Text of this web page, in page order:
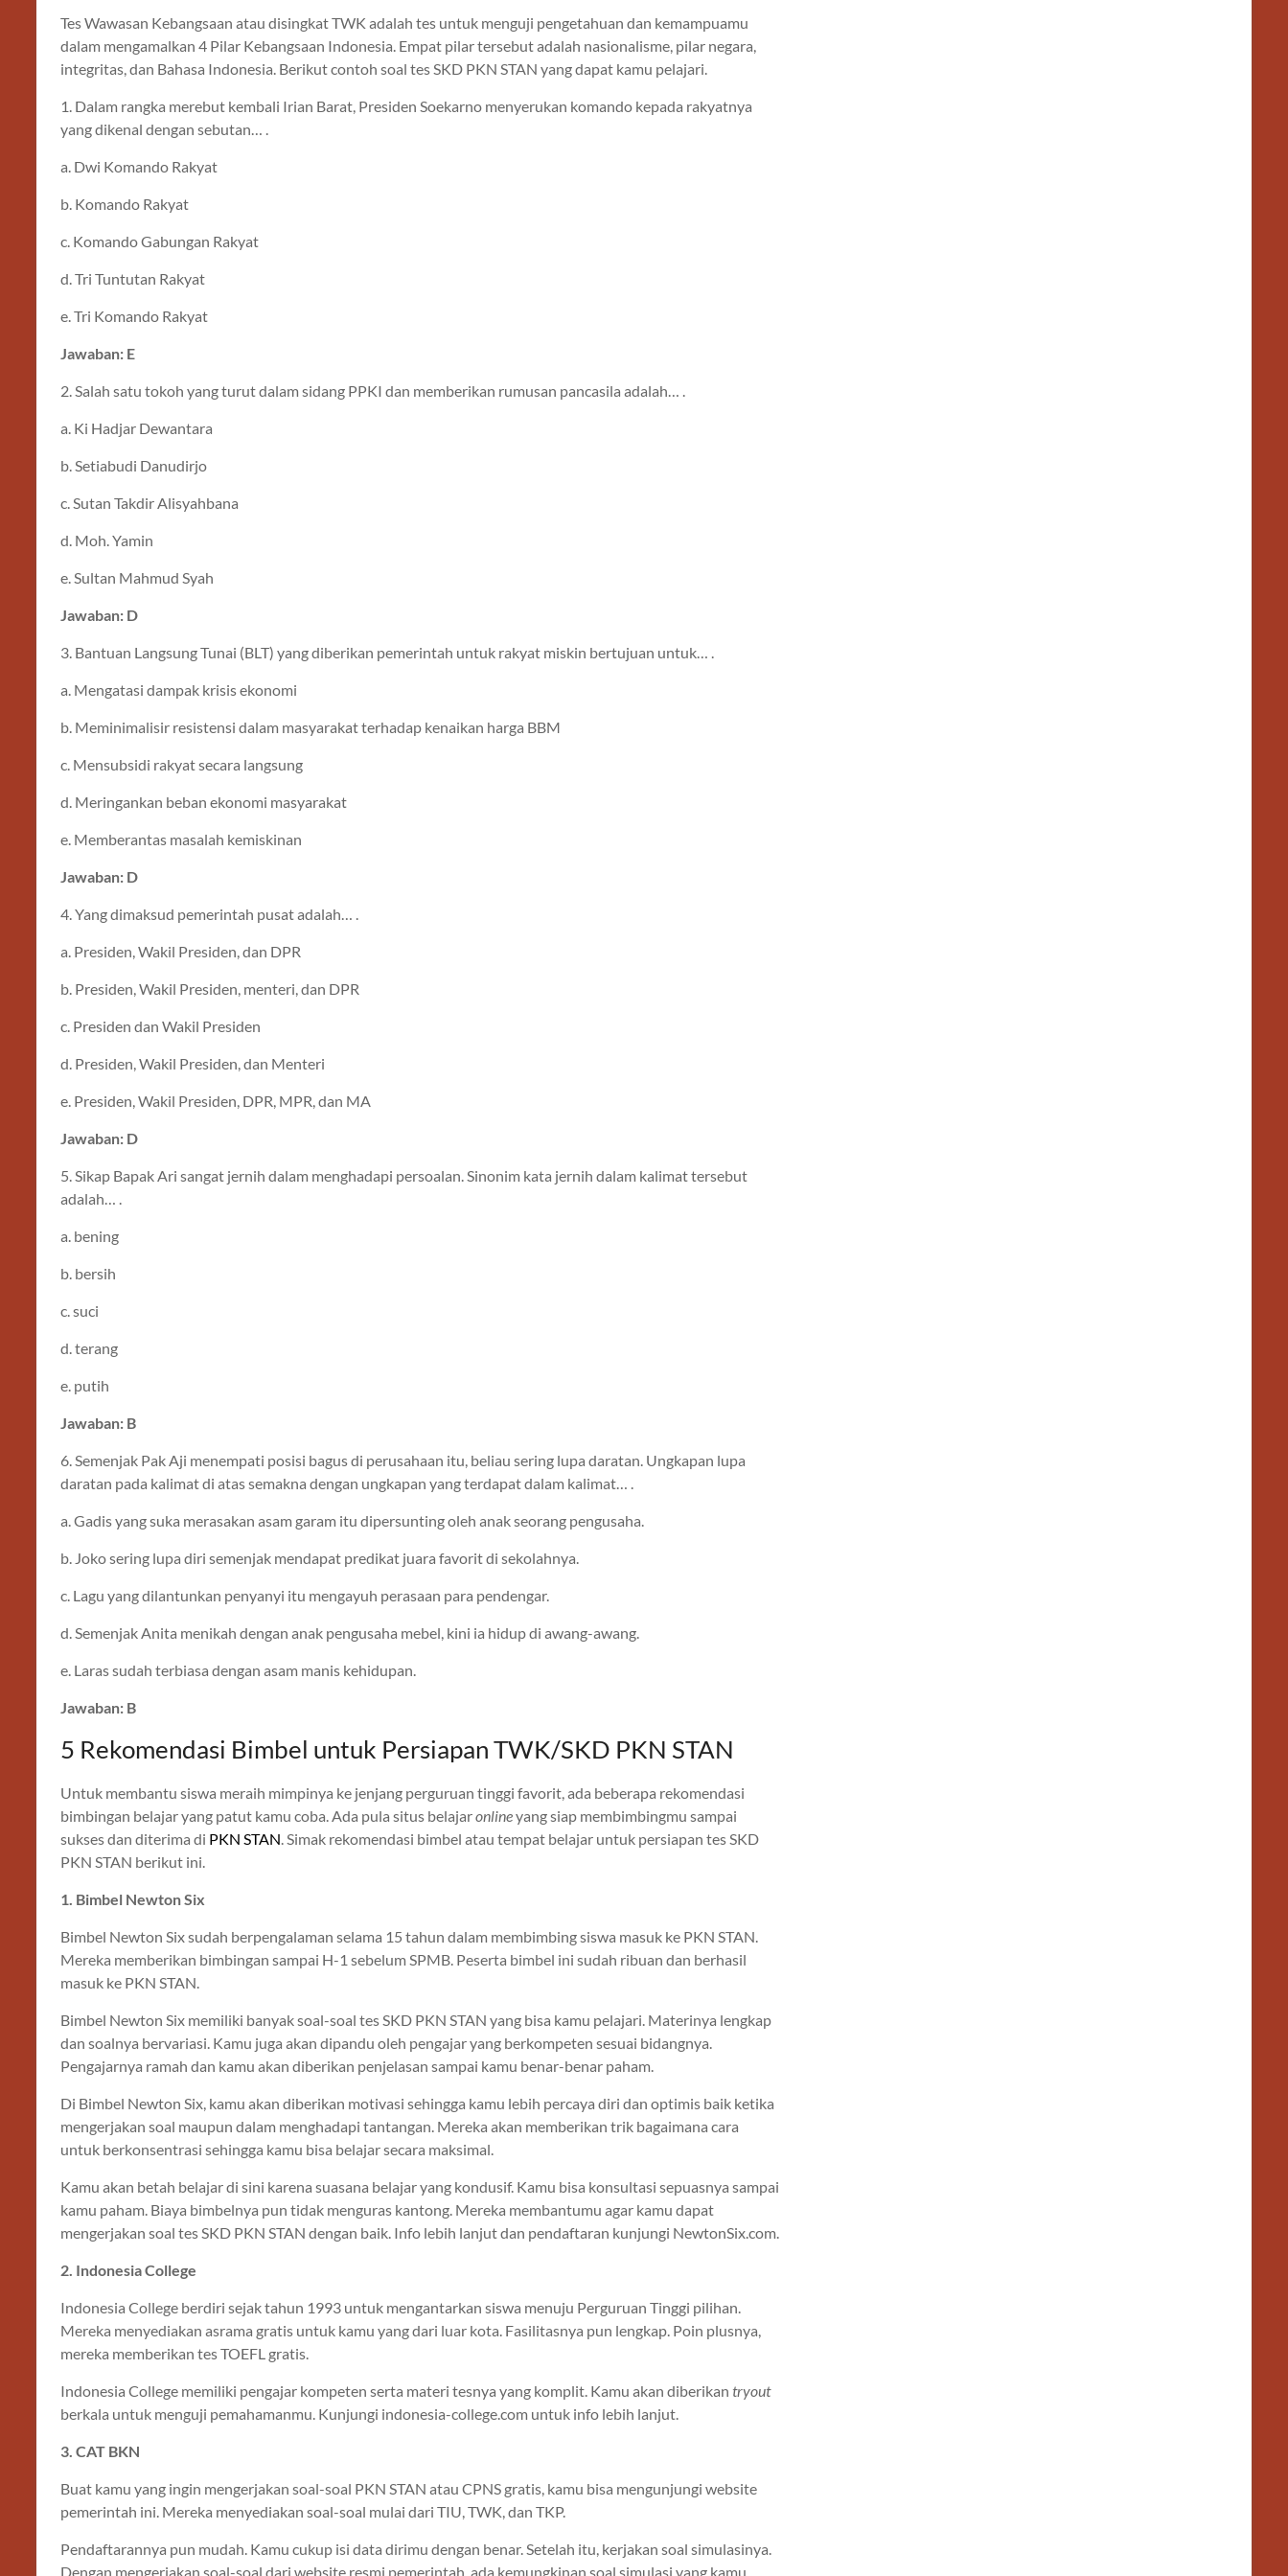
Tes Wawasan Kebangsaan atau disingkat TWK adalah tes untuk menguji pengetahuan dan kemampuamu
dalam mengamalkan 4 Pilar Kebangsaan Indonesia. Empat pilar tersebut adalah nasionalisme, pilar negara,
integritas, dan Bahasa Indonesia. Berikut contoh soal tes SKD PKN STAN yang dapat kamu pelajari.
1. Dalam rangka merebut kembali Irian Barat, Presiden Soekarno menyerukan komando kepada rakyatnya
yang dikenal dengan sebutan… .
a. Dwi Komando Rakyat
b. Komando Rakyat
c. Komando Gabungan Rakyat
d. Tri Tuntutan Rakyat
e. Tri Komando Rakyat
Jawaban: E
2. Salah satu tokoh yang turut dalam sidang PPKI dan memberikan rumusan pancasila adalah… .
a. Ki Hadjar Dewantara
b. Setiabudi Danudirjo
c. Sutan Takdir Alisyahbana
d. Moh. Yamin
e. Sultan Mahmud Syah
Jawaban: D
3. Bantuan Langsung Tunai (BLT) yang diberikan pemerintah untuk rakyat miskin bertujuan untuk… .
a. Mengatasi dampak krisis ekonomi
b. Meminimalisir resistensi dalam masyarakat terhadap kenaikan harga BBM
c. Mensubsidi rakyat secara langsung
d. Meringankan beban ekonomi masyarakat
e. Memberantas masalah kemiskinan
Jawaban: D
4. Yang dimaksud pemerintah pusat adalah… .
a. Presiden, Wakil Presiden, dan DPR
b. Presiden, Wakil Presiden, menteri, dan DPR
c. Presiden dan Wakil Presiden
d. Presiden, Wakil Presiden, dan Menteri
e. Presiden, Wakil Presiden, DPR, MPR, dan MA
Jawaban: D
5. Sikap Bapak Ari sangat jernih dalam menghadapi persoalan. Sinonim kata jernih dalam kalimat tersebut
adalah… .
a. bening
b. bersih
c. suci
d. terang
e. putih
Jawaban: B
6. Semenjak Pak Aji menempati posisi bagus di perusahaan itu, beliau sering lupa daratan. Ungkapan lupa
daratan pada kalimat di atas semakna dengan ungkapan yang terdapat dalam kalimat… .
a. Gadis yang suka merasakan asam garam itu dipersunting oleh anak seorang pengusaha.
b. Joko sering lupa diri semenjak mendapat predikat juara favorit di sekolahnya.
c. Lagu yang dilantunkan penyanyi itu mengayuh perasaan para pendengar.
d. Semenjak Anita menikah dengan anak pengusaha mebel, kini ia hidup di awang-awang.
e. Laras sudah terbiasa dengan asam manis kehidupan.
Jawaban: B
5 Rekomendasi Bimbel untuk Persiapan TWK/SKD PKN STAN
Untuk membantu siswa meraih mimpinya ke jenjang perguruan tinggi favorit, ada beberapa rekomendasi
bimbingan belajar yang patut kamu coba. Ada pula situs belajaronlineyang siap membimbingmu sampai
sukses dan diterima di PKN STAN . Simak rekomendasi bimbel atau tempat belajar untuk persiapan tes SKD
PKN STAN berikut ini.
1. Bimbel Newton Six
Bimbel Newton Six sudah berpengalaman selama 15 tahun dalam membimbing siswa masuk ke PKN STAN.
Mereka memberikan bimbingan sampai H-1 sebelum SPMB. Peserta bimbel ini sudah ribuan dan berhasil
masuk ke PKN STAN.
Bimbel Newton Six memiliki banyak soal-soal tes SKD PKN STAN yang bisa kamu pelajari. Materinya lengkap
dan soalnya bervariasi. Kamu juga akan dipandu oleh pengajar yang berkompeten sesuai bidangnya.
Pengajarnya ramah dan kamu akan diberikan penjelasan sampai kamu benar-benar paham.
Di Bimbel Newton Six, kamu akan diberikan motivasi sehingga kamu lebih percaya diri dan optimis baik ketika
mengerjakan soal maupun dalam menghadapi tantangan. Mereka akan memberikan trik bagaimana cara
untuk berkonsentrasi sehingga kamu bisa belajar secara maksimal.
Kamu akan betah belajar di sini karena suasana belajar yang kondusif. Kamu bisa konsultasi sepuasnya sampai
kamu paham. Biaya bimbelnya pun tidak menguras kantong. Mereka membantumu agar kamu dapat
mengerjakan soal tes SKD PKN STAN dengan baik. Info lebih lanjut dan pendaftaran kunjungi NewtonSix.com.
2. Indonesia College
Indonesia College berdiri sejak tahun 1993 untuk mengantarkan siswa menuju Perguruan Tinggi pilihan.
Mereka menyediakan asrama gratis untuk kamu yang dari luar kota. Fasilitasnya pun lengkap. Poin plusnya,
mereka memberikan tes TOEFL gratis.
Indonesia College memiliki pengajar kompeten serta materi tesnya yang komplit. Kamu akan diberikan tryout
berkala untuk menguji pemahamanmu. Kunjungi indonesia-college.com untuk info lebih lanjut.
3. CAT BKN
Buat kamu yang ingin mengerjakan soal-soal PKN STAN atau CPNS gratis, kamu bisa mengunjungi website
pemerintah ini. Mereka menyediakan soal-soal mulai dari TIU, TWK, dan TKP.
Pendaftarannya pun mudah. Kamu cukup isi data dirimu dengan benar. Setelah itu, kerjakan soal simulasinya.
Dengan mengerjakan soal-soal dari website resmi pemerintah, ada kemungkinan soal simulasi yang kamu